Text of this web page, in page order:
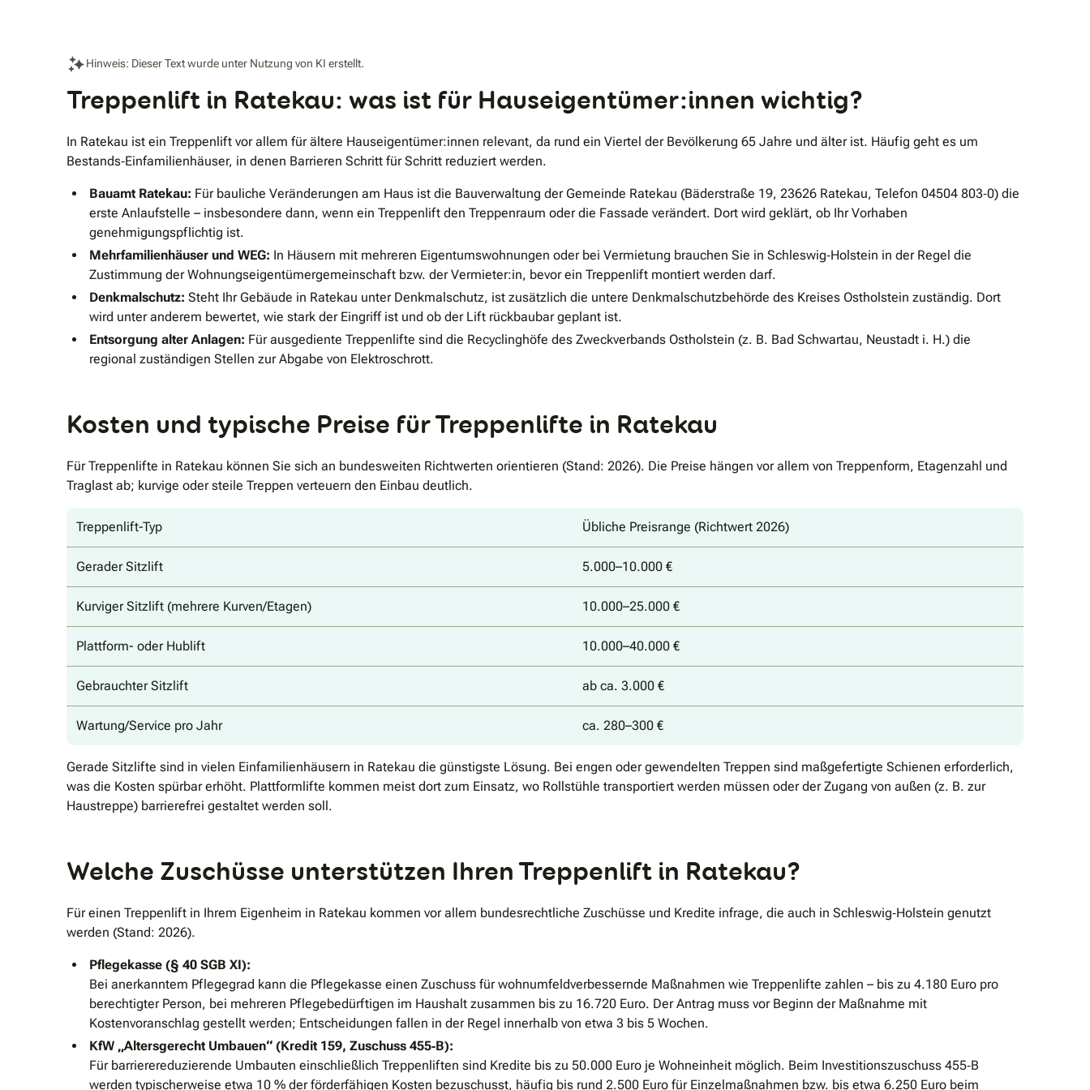
möglich. Dank bester Expertlift-Qualität und höchstem
Team für Service auf höchstem Niveau. Expertlift steht
für preiswerte Standardlösungen, der auf
Durch diesen Standard sind Lieferzeiten ohne
Kompromisse möglich, die den Markt revolutionieren.
Expertlift ist zu jeder Zeit erreichbar und ermöglicht
www.expertlift.de/ Passen Sie Ihr Zuhause an Ihre
Bedürfnisse an – und nicht umgekehrt! Expertlift steht
für preiswerte Standardlösungen, für den Nutzer, der
auf Designpolster und grelle Farben verzichten kann.
den Markt revolutionieren.
Hinweis: Dieser Text wurde unter Nutzung von KI erstellt.
Treppenlift in Ratekau: was ist für Hauseigentümer:innen wichtig?
In Ratekau ist ein Treppenlift vor allem für ältere Hauseigentümer:innen relevant, da rund ein Viertel der Bevölkerung 65 Jahre und älter ist. Häufig geht es um
Bestands‐Einfamilienhäuser, in denen Barrieren Schritt für Schritt reduziert werden.
Bauamt Ratekau: Für bauliche Veränderungen am Haus ist die Bauverwaltung der Gemeinde Ratekau (Bäderstraße 19, 23626 Ratekau, Telefon 04504 803‐0) die
erste Anlaufstelle – insbesondere dann, wenn ein Treppenlift den Treppenraum oder die Fassade verändert. Dort wird geklärt, ob Ihr Vorhaben
genehmigungspflichtig ist.
Mehrfamilienhäuser und WEG: In Häusern mit mehreren Eigentumswohnungen oder bei Vermietung brauchen Sie in Schleswig‐Holstein in der Regel die
Zustimmung der Wohnungseigentümergemeinschaft bzw. der Vermieter:in, bevor ein Treppenlift montiert werden darf.
Denkmalschutz: Steht Ihr Gebäude in Ratekau unter Denkmalschutz, ist zusätzlich die untere Denkmalschutzbehörde des Kreises Ostholstein zuständig. Dort
wird unter anderem bewertet, wie stark der Eingriff ist und ob der Lift rückbaubar geplant ist.
Entsorgung alter Anlagen: Für ausgediente Treppenlifte sind die Recyclinghöfe des Zweckverbands Ostholstein (z. B. Bad Schwartau, Neustadt i. H.) die
regional zuständigen Stellen zur Abgabe von Elektroschrott.
Kosten und typische Preise für Treppenlifte in Ratekau
Für Treppenlifte in Ratekau können Sie sich an bundesweiten Richtwerten orientieren (Stand: 2026). Die Preise hängen vor allem von Treppenform, Etagenzahl und
Traglast ab; kurvige oder steile Treppen verteuern den Einbau deutlich.
Treppenlift-Typ Übliche Preisrange (Richtwert 2026)
Gerader Sitzlift 5.000–10.000 €
Kurviger Sitzlift (mehrere Kurven/Etagen) 10.000–25.000 €
Plattform- oder Hublift 10.000–40.000 €
Gebrauchter Sitzlift ab ca. 3.000 €
Wartung/Service pro Jahr ca. 280–300 €
Gerade Sitzlifte sind in vielen Einfamilienhäusern in Ratekau die günstigste Lösung. Bei engen oder gewendelten Treppen sind maßgefertigte Schienen erforderlich,
was die Kosten spürbar erhöht. Plattformlifte kommen meist dort zum Einsatz, wo Rollstühle transportiert werden müssen oder der Zugang von außen (z. B. zur
Haustreppe) barrierefrei gestaltet werden soll.
Welche Zuschüsse unterstützen Ihren Treppenlift in Ratekau?
Für einen Treppenlift in Ihrem Eigenheim in Ratekau kommen vor allem bundesrechtliche Zuschüsse und Kredite infrage, die auch in Schleswig‐Holstein genutzt
werden (Stand: 2026).
Pflegekasse (§ 40 SGB XI):
Bei anerkanntem Pflegegrad kann die Pflegekasse einen Zuschuss für wohnumfeldverbessernde Maßnahmen wie Treppenlifte zahlen – bis zu 4.180 Euro pro
berechtigter Person, bei mehreren Pflegebedürftigen im Haushalt zusammen bis zu 16.720 Euro. Der Antrag muss vor Beginn der Maßnahme mit
Kostenvoranschlag gestellt werden; Entscheidungen fallen in der Regel innerhalb von etwa 3 bis 5 Wochen.
KfW „Altersgerecht Umbauen“ (Kredit 159, Zuschuss 455‐B):
Für barrierereduzierende Umbauten einschließlich Treppenliften sind Kredite bis zu 50.000 Euro je Wohneinheit möglich. Beim Investitionszuschuss 455‐B
werden typischerweise etwa 10 % der förderfähigen Kosten bezuschusst, häufig bis rund 2.500 Euro für Einzelmaßnahmen bzw. bis etwa 6.250 Euro beim